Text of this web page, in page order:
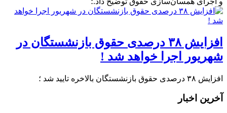
افزایش ۳۸ درصدی حقوق بازنشستگان در
شهریور اجرا خواهد شد !
افزایش ۳۸ درصدی حقوق بازنشستگان بالاخره تایید شد ؛
آخرین اخبار